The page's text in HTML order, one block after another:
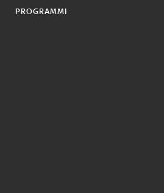
PROGRAMMI